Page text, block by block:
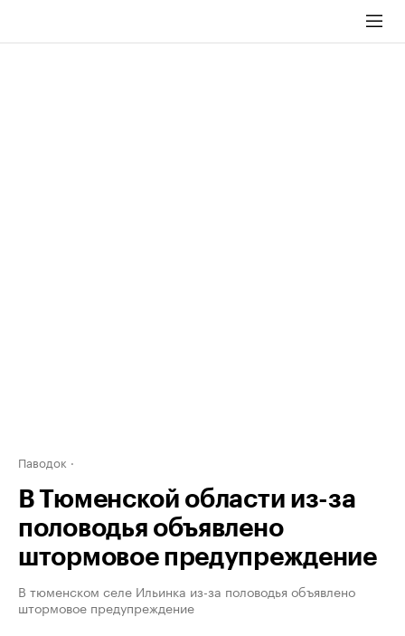
Паводок
В Тюменской области из-за
половодья объявлено
штормовое предупреждение
В тюменском селе Ильинка из-за половодья объявлено
штормовое предупреждение